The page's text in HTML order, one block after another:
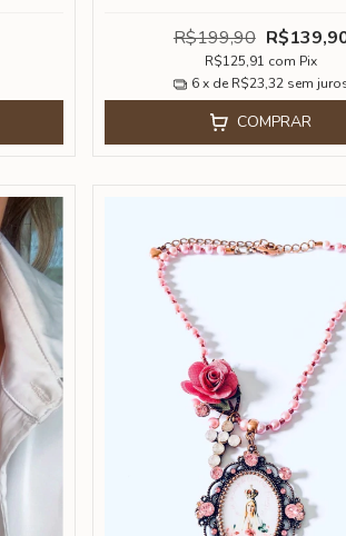
R$199,90
R$125,91 com Pix
6x de R$23,32 sem
COMPRAR